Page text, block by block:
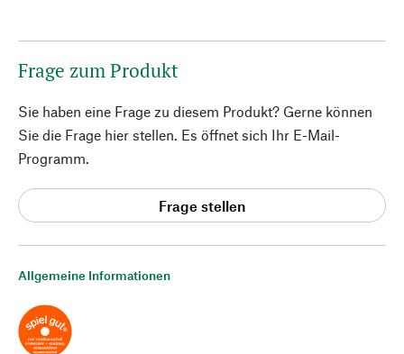
Allgemeine Informationen
Frage zum Produkt
Sie haben eine Frage zu diesem Produkt? Gerne können
Sie die Frage hier stellen. Es öffnet sich Ihr E-Mail-
Programm.
Frage stellen